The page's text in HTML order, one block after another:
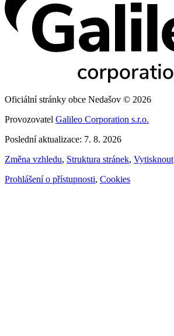
Oficiální stránky obce Nedašov © 2026
Provozovatel Galileo Corporation s.r.o.
Poslední aktualizace: 7. 8. 2026
Změna vzhledu, Struktura stránek, Vytisknout
Prohlášení o přístupnosti, Cookies